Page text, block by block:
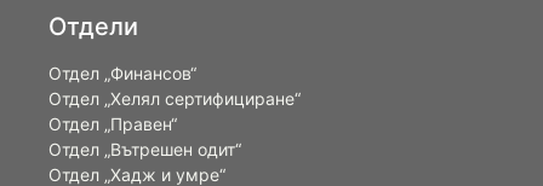
Отдели
Отдел „Финансов“
Отдел „Хелял сертифициране“
Отдел „Правен“
Отдел „Вътрешен одит“
Отдел „Хадж и умре“